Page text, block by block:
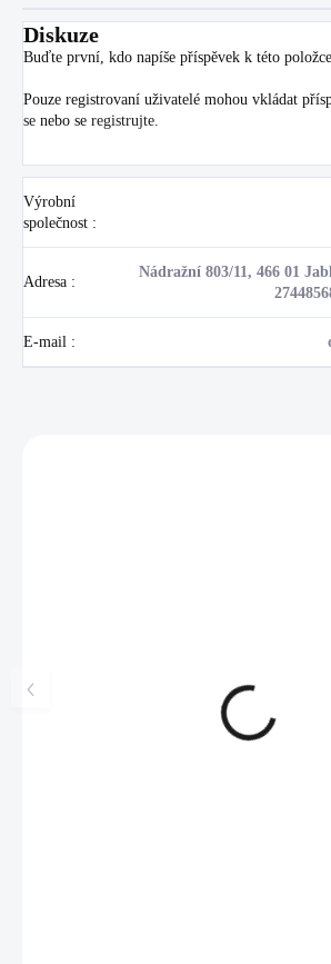
Diskuze
Buďte první, kdo napíše příspěvek k této položce.
Pouze registrovaní uživatelé mohou vkládat
se nebo se registrujte
Výrobní
společnost :
Adresa :
Nádražní 803/11, 466 01
E-mail :